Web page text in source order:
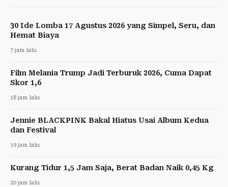
30 Ide Lomba 17 Agustus 2026 yang Simpel, Seru, dan
Hemat Biaya
7 jam lalu
Film Melania Trump Jadi Terburuk 2026, Cuma Dapat
Skor 1,6
18 jam lalu
Jennie BLACKPINK Bakal Hiatus Usai Album Kedua
dan Festival
19 jam lalu
Kurang Tidur 1,5 Jam Saja, Berat Badan Naik 0,45 Kg
20 jam lalu